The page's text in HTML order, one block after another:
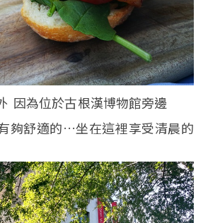
因為位於古根漢博物館旁邊
夠舒適的…坐在這裡享受清晨的